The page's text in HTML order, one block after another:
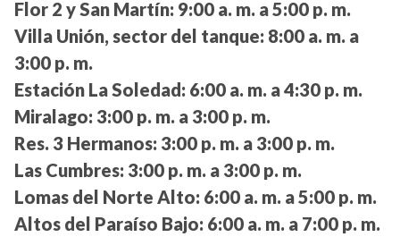
Flor 2 y San Martín: 9:00 a. m. a 5:00 p. m.
Villa Unión, sector del tanque: 8:00 a. m. a
3:00 p. m.
Estación La Soledad: 6:00 a. m. a 4:30 p. m.
Miralago: 3:00 p. m. a 3:00 p. m.
Res. 3 Hermanos: 3:00 p. m. a 3:00 p. m.
Las Cumbres: 3:00 p. m. a 3:00 p. m.
Lomas del Norte Alto: 6:00 a. m. a 5:00 p. m.
Altos del Paraíso Bajo: 6:00 a. m. a 7:00 p. m.